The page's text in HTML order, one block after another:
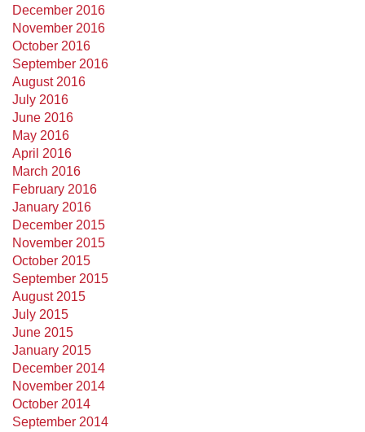
December 2016
November 2016
October 2016
September 2016
August 2016
July 2016
June 2016
May 2016
April 2016
March 2016
February 2016
January 2016
December 2015
November 2015
October 2015
September 2015
August 2015
July 2015
June 2015
January 2015
December 2014
November 2014
October 2014
September 2014